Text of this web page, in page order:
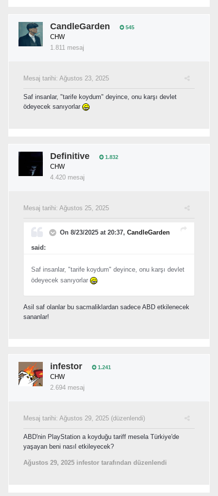
CandleGarden 545
CHW
1.811 mesaj
Mesaj tarihi: Ağustos 23, 2025
Saf insanlar, "tarife koydum" deyince, onu karşı devlet
ödeyecek sanıyorlar
Definitive 1.832
CHW
4.420 mesaj
Mesaj tarihi: Ağustos 25, 2025
On 8/23/2025 at 20:37, CandleGarden
said:
Saf insanlar, "tarife koydum" deyince, onu karşı devlet
ödeyecek sanıyorlar
Asil saf olanlar bu sacmaliklardan sadece ABD etkilenecek
sananlar!
infestor 1.241
CHW
2.694 mesaj
Mesaj tarihi: Ağustos 29, 2025 (düzenlendi)
ABD'nin PlayStation a koyduğu tariff mesela Türkiye'de
yaşayan beni nasıl etkileyecek?
Ağustos 29, 2025 infestor tarafından düzenlendi